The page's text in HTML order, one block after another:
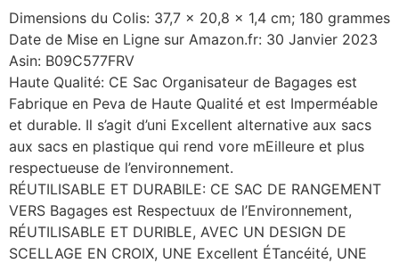
Dimensions du Colis: 37,7 x 20,8 x 1,4 cm; 180 grammes
Date de Mise en Ligne sur Amazon.fr: 30 Janvier 2023
Asin: B09C577FRV
Haute Qualité: CE Sac Organisateur de Bagages est
Fabrique en Peva de Haute Qualité et est Imperméable
et durable. Il s’agit d’uni Excellent alternative aux sacs
aux sacs en plastique qui rend vore mEilleure et plus
respectueuse de l’environnement.
RÉUTILISABLE ET DURABILE: CE SAC DE RANGEMENT
VERS Bagages est Respectuux de l’Environnement,
RÉUTILISABLE ET DURIBLE, AVEC UN DESIGN DE
SCELLAGE EN CROIX, UNE Excellent ÉTancéité, UNE